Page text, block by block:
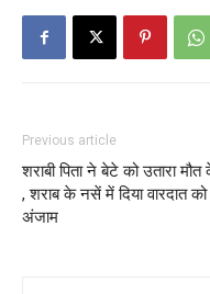
Previous article
शराबी पिता ने बेटे को उतारा
, शराब के नसें में दिया वारदात को
अंजाम